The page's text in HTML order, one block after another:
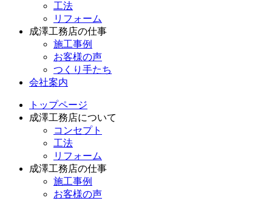
工法
リフォーム
成澤工務店の仕事
施工事例
お客様の声
つくり手たち
会社案内
トップページ
成澤工務店について
コンセプト
工法
リフォーム
成澤工務店の仕事
施工事例
お客様の声